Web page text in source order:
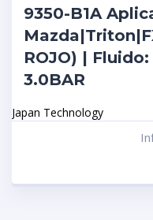
9350-B1A
ROJO) |
3.0BAR
Japan Technology